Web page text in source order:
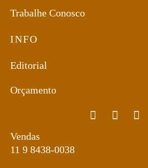
Trabalhe Conosco
INFO
Editorial
Orçamento
Vendas
11 9 8438-0038